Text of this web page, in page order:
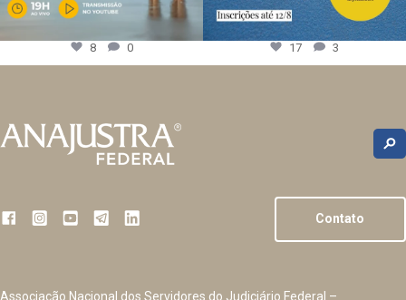
8 0 17 3
Contato
Associação Nacional dos Servidores do Judiciário Federal –